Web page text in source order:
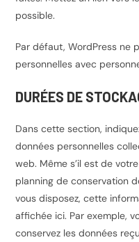
possible.
Par défaut, WordPress ne
personnelles avec
DURÉES DE
Dans cette section,
données personnelles
web. Même s’il est de
planning de conservation
vous disposez, cette
affichée ici. Par exemple,
conservez les données